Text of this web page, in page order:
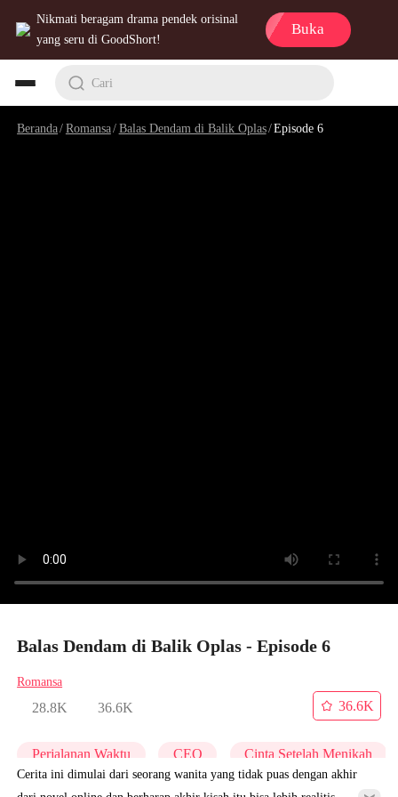
Nikmati beragam drama pendek orisinal
yang seru di GoodShort!
Buka
Cari
Beranda/Romansa/Balas Dendam di Balik Oplas/Episode 6
Balas Dendam di Balik Oplas - Episode 6
Romansa
28.8K 36.6K
36.6K
Perjalanan Waktu CEO Cinta Setelah Menikah
Cerita ini dimulai dari seorang wanita yang tidak puas dengan akhir